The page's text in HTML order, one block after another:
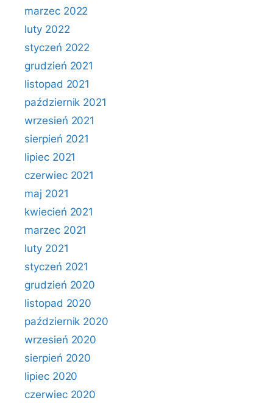
marzec 2022
luty 2022
styczeń 2022
grudzień 2021
listopad 2021
październik 2021
wrzesień 2021
sierpień 2021
lipiec 2021
czerwiec 2021
maj 2021
kwiecień 2021
marzec 2021
luty 2021
styczeń 2021
grudzień 2020
listopad 2020
październik 2020
wrzesień 2020
sierpień 2020
lipiec 2020
czerwiec 2020